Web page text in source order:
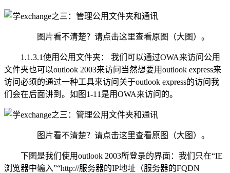
图片看不清楚？请点击这里查看原图（大图）。
1.1.3.1使用公用文件夹： 我们可以通过OWA来访问公用
文件夹也可以outlook 2003来访问当然想要用outlook express来
访问必须的通过一种工具来访问关于outlook express的访问我
们会在后面讲到。如图1-11是用OWA来访问的。
图片看不清楚？请点击这里查看原图（大图）。
下图是我们使用outlook 2003所登录的界面：我们只在“IE
浏览器中输入”“http://服务器的IP地址（服务器的FQDN